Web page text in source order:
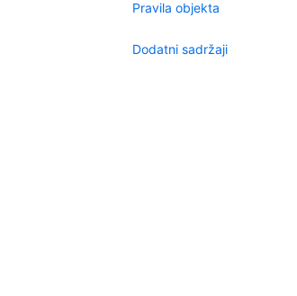
Pravila objekta
Dodatni sadržaji